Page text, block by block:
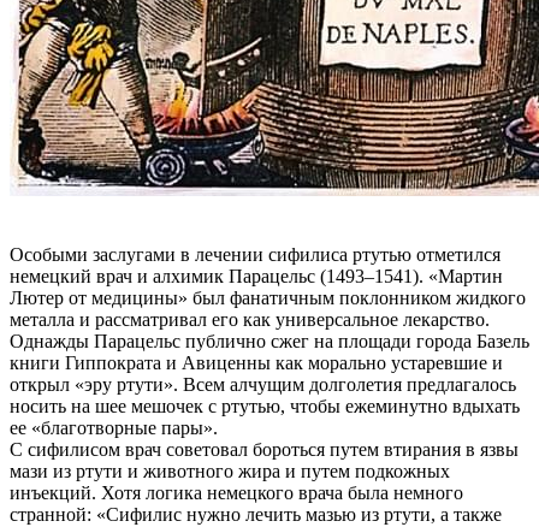
Особыми заслугами в лечении сифилиса ртутью отметился
немецкий врач и алхимик Парацельс (1493–1541). «Мартин
Лютер от медицины» был фанатичным поклонником жидкого
металла и рассматривал его как универсальное лекарство.
Однажды Парацельс публично сжег на площади города Базель
книги Гиппократа и Авиценны как морально устаревшие и
открыл «эру ртути». Всем алчущим долголетия предлагалось
носить на шее мешочек с ртутью, чтобы ежеминутно вдыхать
ее «благотворные пары».
С сифилисом врач советовал бороться путем втирания в язвы
мази из ртути и животного жира и путем подкожных
инъекций. Хотя логика немецкого врача была немного
странной: «Сифилис нужно лечить мазью из ртути, а также